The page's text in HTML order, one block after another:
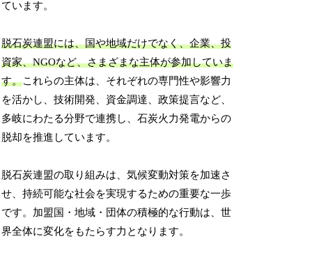
ています。
脱石炭連盟には、国や地域だけでなく、企業、投
資家、NGOなど、さまざまな主体が参加していま
す。これらの主体は、それぞれの専門性や影響力
を活かし、技術開発、資金調達、政策提言など、
多岐にわたる分野で連携し、石炭火力発電からの
脱却を推進しています。
脱石炭連盟の取り組みは、気候変動対策を加速さ
せ、持続可能な社会を実現するための重要な一歩
です。加盟国・地域・団体の積極的な行動は、世
界全体に変化をもたらす力となります。